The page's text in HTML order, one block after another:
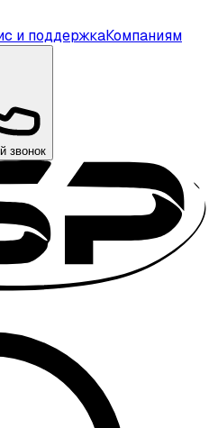
и поддержкаКомпаниям
звонок